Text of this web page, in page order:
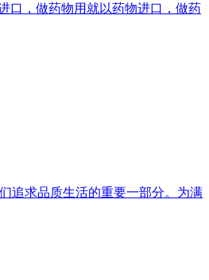
口，做药物用就以药物进口，做药
追求品质生活的重要一部分。为满